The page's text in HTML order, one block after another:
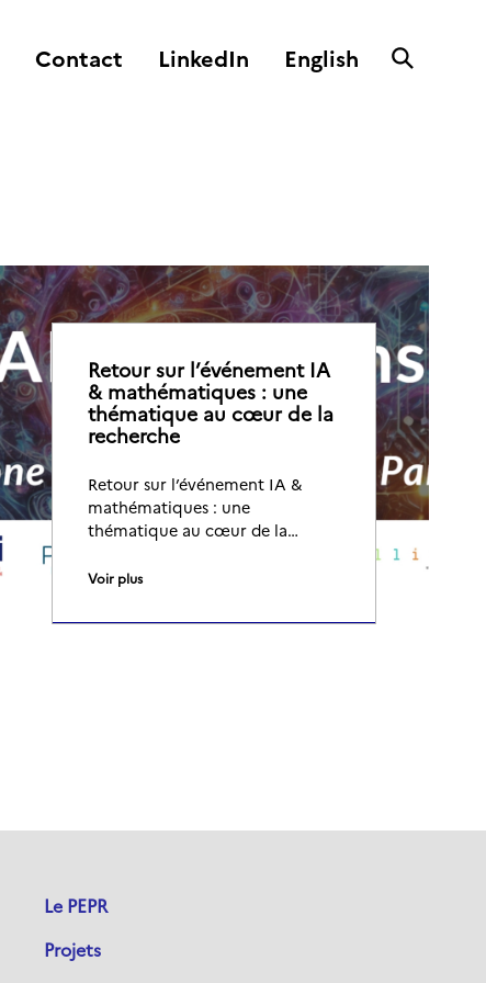
Contact LinkedIn English
Retour sur l’événement IA
& mathématiques : une
thématique au cœur de la
recherche
Retour sur l’événement IA &
mathématiques : une
thématique au cœur de la…
Voir plus
Le PEPR
Projets